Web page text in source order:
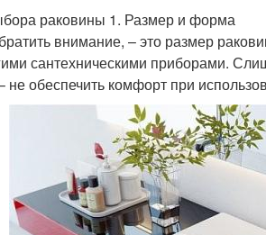
раковины 1. Размер и форма
внимание, – это размер
сантехническими приборами.
обеспечить комфорт при